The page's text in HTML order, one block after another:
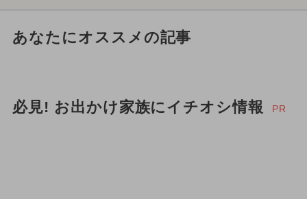
あなたにオススメの記事
必見! お出かけ家族にイチオシ情報 PR